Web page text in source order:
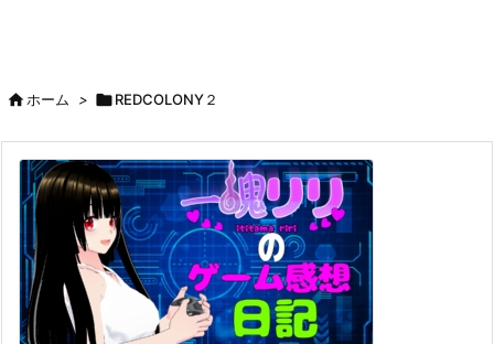
ホーム > REDCOLONY２